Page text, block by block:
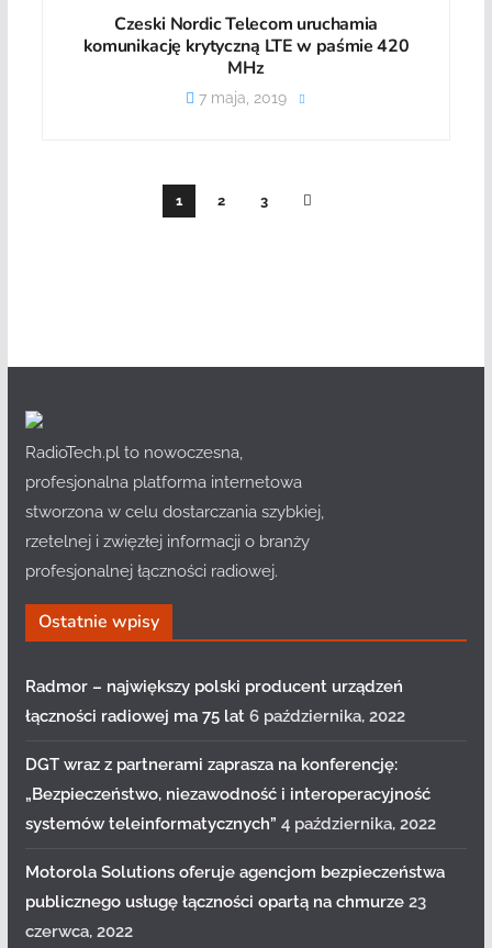
Czeski Nordic Telecom uruchamia
komunikację krytyczną LTE w paśmie 420
MHz
7 maja, 2019
1 2 3
RadioTech.pl to nowoczesna,
profesjonalna platforma internetowa
stworzona w celu dostarczania szybkiej,
rzetelnej i zwięzłej informacji o branży
profesjonalnej łączności radiowej.
Ostatnie wpisy
Radmor – największy polski producent urządzeń
łączności radiowej ma 75 lat 6 października, 2022
DGT wraz z partnerami zaprasza na konferencję:
„Bezpieczeństwo, niezawodność i interoperacyjność
systemów teleinformatycznych” 4 października, 2022
Motorola Solutions oferuje agencjom bezpieczeństwa
publicznego usługę łączności opartą na chmurze 23
czerwca, 2022